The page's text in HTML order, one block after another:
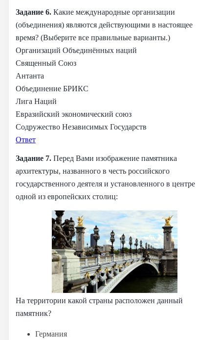
Задание 6. Какие международные организации
(объединения) являются действующими в настоящее
время? (Выберите все правильные варианты.)
Организаций Объединённых наций
Священный Союз
Антанта
Объединение БРИКС
Лига Наций
Евразийский экономический союз
Содружество Независимых Государств
Ответ
Задание 7. Перед Вами изображение памятника
архитектуры, названного в честь российского
государственного деятеля и установленного в центре
одной из европейских столиц:
На территории какой страны расположен данный
памятник?
Германия